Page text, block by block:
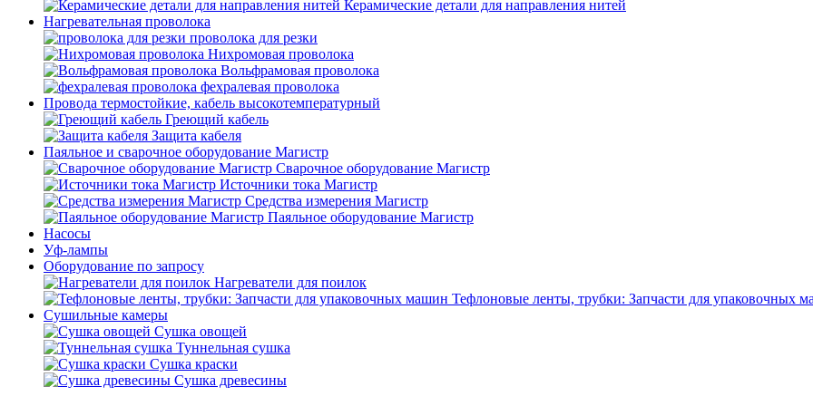
Керамические детали для направления нитей
Нагревательная проволока
проволока для резки
Нихромовая проволока
Вольфрамовая проволока
фехралевая проволока
Провода термостойкие, кабель высокотемпературный
Греющий кабель
Защита кабеля
Паяльное и сварочное оборудование Магистр
Сварочное оборудование Магистр
Источники тока Магистр
Средства измерения Магистр
Паяльное оборудование Магистр
Насосы
Уф-лампы
Оборудование по запросу
Нагреватели для поилок
Тефлоновые ленты, трубки: Запчасти для упаковочных
Сушильные камеры
Сушка овощей
Туннельная сушка
Сушка краски
Сушка древесины